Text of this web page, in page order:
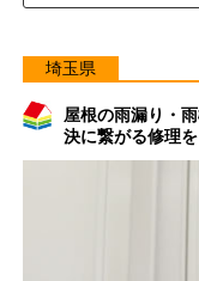
埼玉県
屋根の雨漏り・
決に繋がる修理を